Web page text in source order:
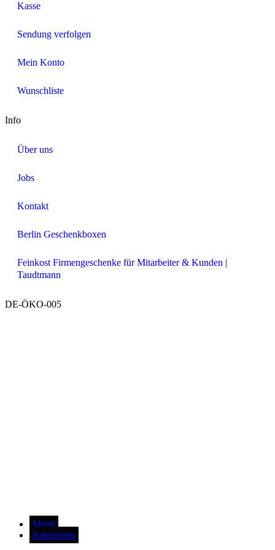
Kasse
Sendung verfolgen
Mein Konto
Wunschliste
Info
Über uns
Jobs
Kontakt
Berlin Geschenkboxen
Feinkost Firmengeschenke für Mitarbeiter & Kunden |
Taudtmann
DE-ÖKO-005
Menü
Kategorien